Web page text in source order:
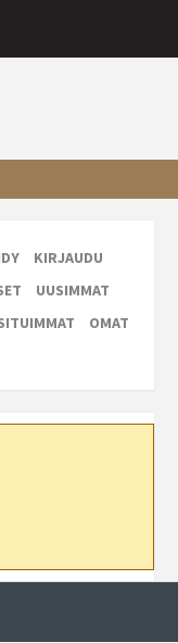
KIRJAUDU
UUSIMMAT
OMAT